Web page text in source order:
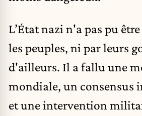
L’État nazi n'a pas pu
les peuples, ni par leurs
d'ailleurs. Il a fallu une
mondiale, un consensus
et une intervention